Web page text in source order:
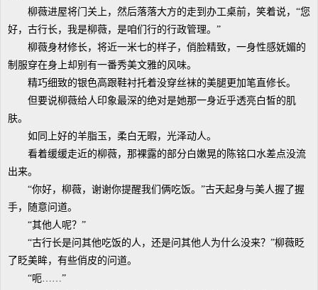
柳薇进屋将门关上，然后落落大方的走到办工桌前，笑着说，“您
好，古行长，我是柳薇，是咱们行的行政管理。”
柳薇身材修长，将近一米七的样子，俏脸精致，一身性感妩媚的
制服穿在身上却别有一番秀美文雅的风味。
精巧细致的银色高跟鞋衬托着没穿丝袜的美腿更加笔直修长。
但要说柳薇给人印象最深的绝对是她那一身近乎透亮白皙的肌
肤。
如同上好的羊脂玉，柔白无暇，光泽动人。
看着缓缓走近的柳薇，那裸露的部分白嫩晃的陈铭口水差点没流
出来。
“你好，柳薇，谢谢你提醒我们俩吃饭。”古天起身与美人握了握
手，随意问道。
“其他人呢？”
“古行长是问其他吃饭的人，还是问其他人为什么没来？”柳薇眨
了眨美眸，有些俏皮的问道。
“呃……”